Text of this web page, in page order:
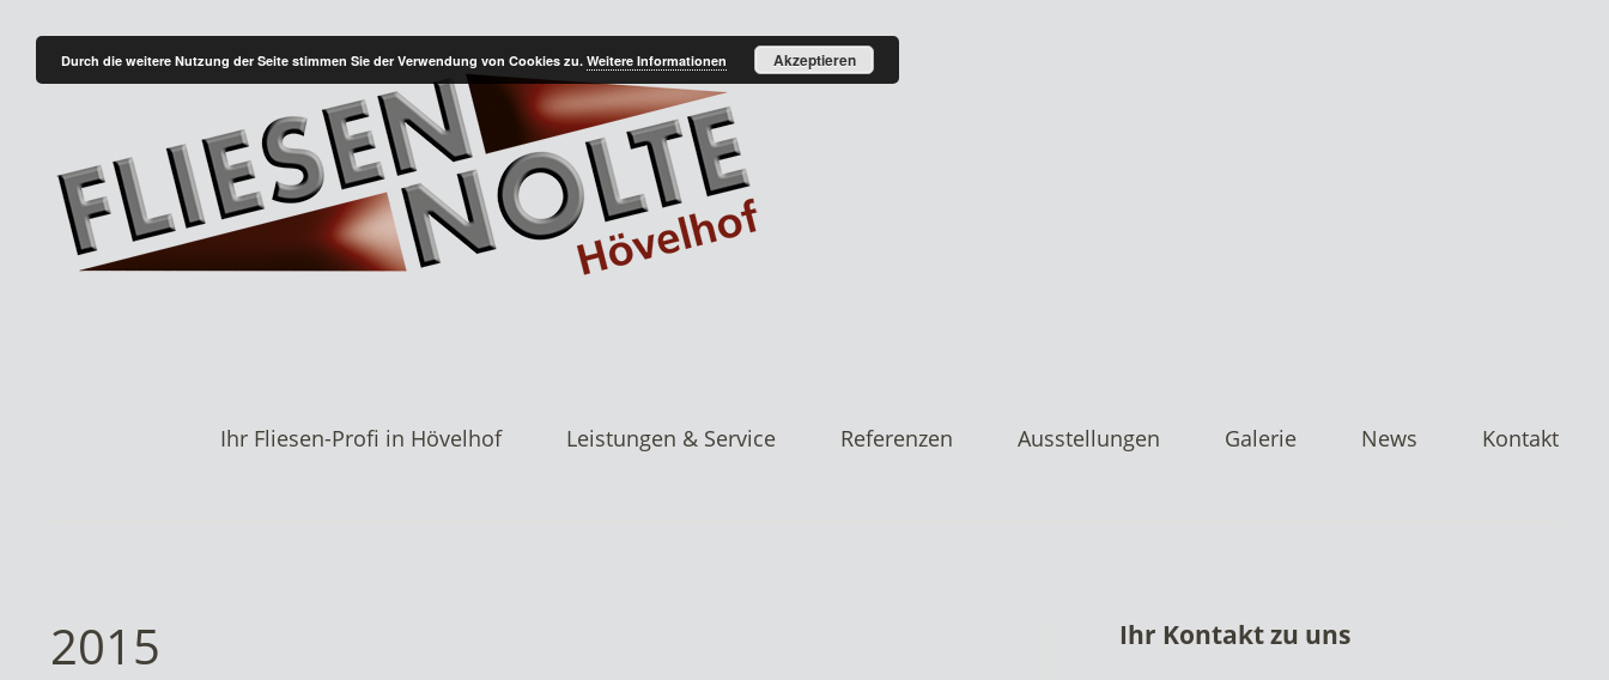
Ihr Fliesen-Profi in Hövelhof Leistungen & Service Referenzen Ausstellungen Galerie News Kontakt
2015 Ihr Kontakt zu uns
Durch die weitere Nutzung der Seite stimmen Sie der Verwendung von Cookies zu. Weitere Informationen Akzeptieren